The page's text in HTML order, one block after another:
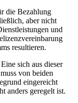
die Bezahlung
aber nicht
und
resultieren.
sich aus dieser
von beiden
eingereicht
anders geregelt ist.